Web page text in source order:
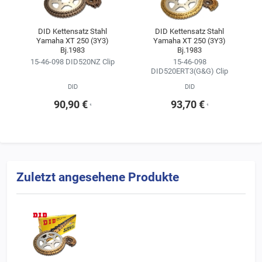
Kitkonfigurator ändern.
Wir empfehlen, sich für die Kette im Kettensatz stets an der
Erstausrüsterqualität zu orientieren
(siehe Ergebnisse der Fahrzeugsuche).
DID Kettensatz Stahl
Yamaha XT 250 (3Y3)
Bj.1983
15-46-098 DID520NZ Clip
DID
90,90 € ¹
DID Kettensatz Stahl
Yamaha XT 250 (3Y3)
Bj.1983
15-46-098
DID520ERT3(G&G) Clip
DID
93,70 € ¹
Zuletzt angesehene Produkte